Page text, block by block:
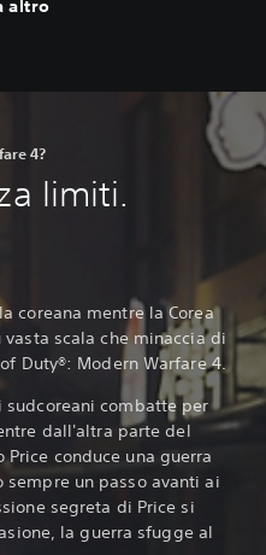
altro
4?
limiti.
coreana mentre la Corea
scala che minaccia di
Duty®: Modern Warfare 4.‎
combatte per
dall'altra parte del
conduce una guerra
un passo avanti ai
segreta di Price si
la guerra sfugge al